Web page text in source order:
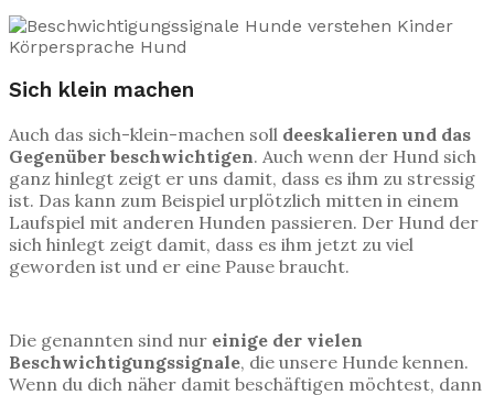
Sich klein machen
Auch das sich-klein-machen soll deeskalieren und das
Gegenüber beschwichtigen. Auch wenn der Hund sich
ganz hinlegt zeigt er uns damit, dass es ihm zu stressig
ist. Das kann zum Beispiel urplötzlich mitten in einem
Laufspiel mit anderen Hunden passieren. Der Hund der
sich hinlegt zeigt damit, dass es ihm jetzt zu viel
geworden ist und er eine Pause braucht.
Die genannten sind nur einige der vielen
Beschwichtigungssignale, die unsere Hunde kennen.
Wenn du dich näher damit beschäftigen möchtest, dann